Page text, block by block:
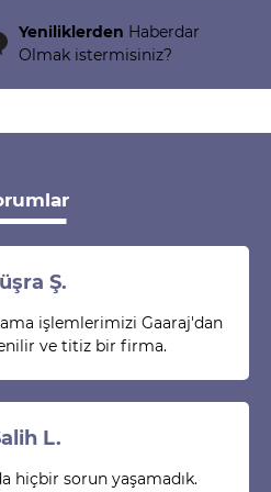
Yeniliklerden Haberdar
Olmak istermisiniz?
Ş.
işlemlerimizi Gaaraj'dan
ve titiz bir firma.
L.
hiçbir sorun yaşamadık.